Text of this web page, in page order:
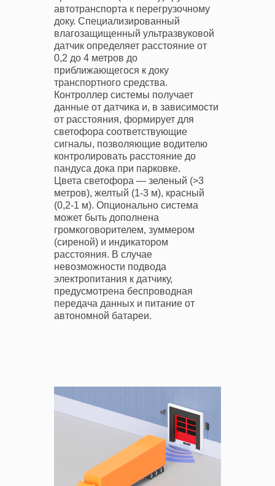
автотранспорта к перегрузочному
доку. Специализированный
влагозащищенный ультразвуковой
датчик определяет расстояние от
0,2 до 4 метров до
приближающегося к доку
транспортного средства.
Контроллер системы получает
данные от датчика и, в зависимости
от расстояния, формирует для
светофора соответствующие
сигналы, позволяющие водителю
контролировать расстояние до
пандуса дока при парковке.
Цвета светофора — зеленый (>3
метров), желтый (1-3 м), красный
(0,2-1 м). Опционально система
может быть дополнена
громкоговорителем, зуммером
(сиреной) и индикатором
расстояния. В случае
невозможности подвода
электропитания к датчику,
предусмотрена беспроводная
передача данных и питание от
автономной батареи.